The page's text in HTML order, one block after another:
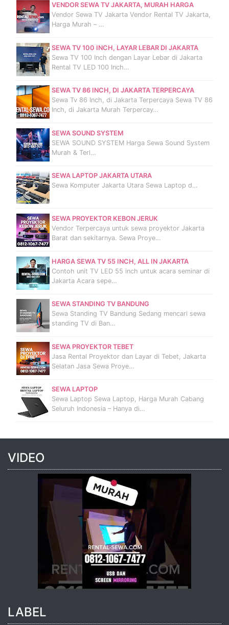
VENDOR SEWA TV JAKARTA, MURAH HARGA
Vendor Sewa TV Jakarta Vendor Rental TV Jakarta,
Harga Murah – …
SEWA TV 100 INCH, LAYAR LEBAR DI JAKARTA
Sewa TV 100 Inch dengan Layar Lebar di Jakarta
Rental TV LED 100 Inch…
SEWA TV 86 INCH, DI JAKARTA TERPERCAYA
Sewa Tv 86 Inch, di Jakarta Terpercaya Sewa TV 86
Inch, di Jakarta Murah Terpercay…
SEWA SOUND SYSTEM
SEWA SOUND SYSTEM Harga Sewa Sound System
Murah & Terl…
SEWA LAPTOP JAKARTA UTARA
Sewa Komputer Jakarta Utara Sewa Laptop d…
SEWA PROYEKTOR KEBON JERUK
Vendor Terpercaya untuk sewa proyektor Jakarta
Barat dan sekitarnya. Sewa Proye…
HARGA SEWA TV 55 INCH, ALL IN JAKARTA
Contoh unit TV LED 55 inch untuk acara seminar di
Jakarta Acara sepe…
SEWA STANDING TV BANDUNG
Sewa Standing TV Bandung Sedang mencari sewa
standing TV di Ban…
SEWA PROYEKTOR TEBET
Jasa Rental Proyektor dan Layar di Tebet, Jakarta
Selatan Jasa Sewa Proye…
SEWA LAPTOP
Sewa Laptop Sewa Laptop, Harga Murah Cabang
Seluruh Indonesia – Hanya di…
VIDEO
LABEL